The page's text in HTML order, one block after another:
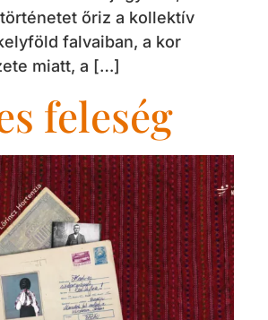
őriz a kollektív
falvaiban, a kor
miatt, a […]
feleség